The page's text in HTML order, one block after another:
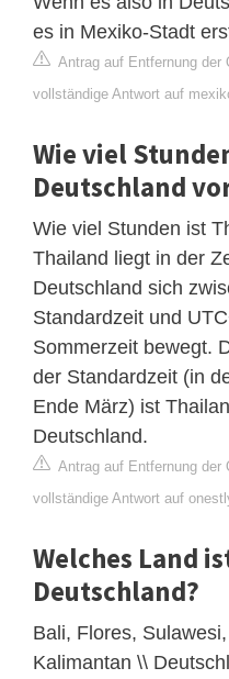
es in Mexiko-Stadt
Antrag auf Entfernung der
vollständige Antwort auf
Wie viel
Deutschland
Wie viel Stunden ist
Thailand liegt in der
Deutschland sich
Standardzeit und
Sommerzeit bewegt.
der Standardzeit (in
Ende März) ist
Deutschland.
Antrag auf Entfernung der
vollständige Antwort auf
Welches Land
Deutschland?
Bali, Flores,
Kalimantan \\